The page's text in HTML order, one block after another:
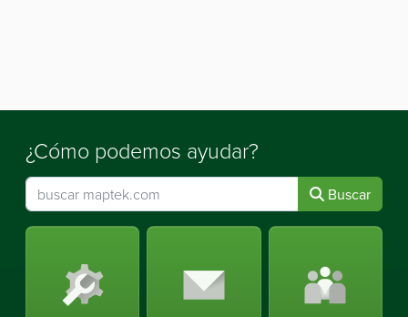
¿Cómo podemos ayudar?
Buscar